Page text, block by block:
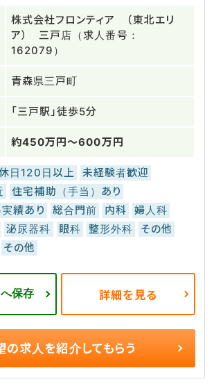
株式会社フロンティア （東北エリ
ア） 三戸店（求人番号：
162079）
青森県三戸町
「三戸駅」徒歩5分
約450万円～600万円
日120日以上
未経験者歓迎
住宅補助（手当）あり
績あり
総合門前 内科
婦人科
泌尿器科 眼科 整形外科
その他
その他
保存 詳細を見る
の求人を紹介してもらう